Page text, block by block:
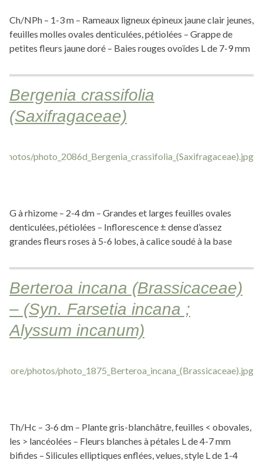
Ch/NPh – 1-3 m – Rameaux ligneux épineux jaune clair jeunes,
feuilles molles ovales denticulées, pétiolées – Grappe de
petites fleurs jaune doré – Baies rouges ovoïdes L de 7-9 mm
Bergenia crassifolia
(Saxifragaceae)
G à rhizome – 2-4 dm – Grandes et larges feuilles ovales
denticulées, pétiolées – Inflorescence ± dense d’assez
grandes fleurs roses à 5-6 lobes, à calice soudé à la base
Berteroa incana (Brassicaceae)
– (Syn. Farsetia incana ;
Alyssum incanum)
Th/Hc – 3-6 dm – Plante gris-blanchâtre, feuilles < obovales,
les > lancéolées – Fleurs blanches à pétales L de 4-7 mm
bifides – Silicules elliptiques enflées, velues, style L de 1-4